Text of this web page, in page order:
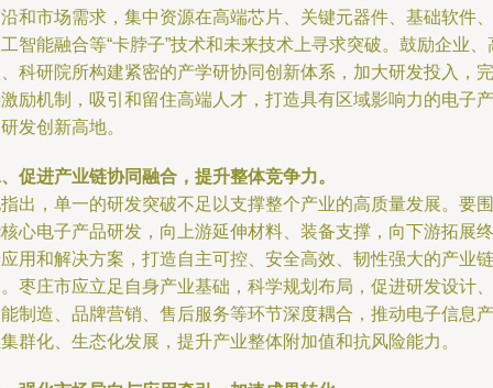
和市场需求，集中资源在高端芯片、关键元器件、基础软件、
智能融合等“卡脖子”技术和未来技术上寻求突破。鼓励企业、
科研院所构建紧密的产学研协同创新体系，加大研发投入，完
励机制，吸引和留住高端人才，打造具有区域影响力的电子产
发创新高地。
促进产业链协同融合，提升整体竞争力。
出，单一的研发突破不足以支撑整个产业的高质量发展。要围
心电子产品研发，向上游延伸材料、装备支撑，向下游拓展终
用和解决方案，打造自主可控、安全高效、韧性强大的产业链
枣庄市应立足自身产业基础，科学规划布局，促进研发设计、
制造、品牌营销、售后服务等环节深度耦合，推动电子信息产
群化、生态化发展，提升产业整体附加值和抗风险能力。